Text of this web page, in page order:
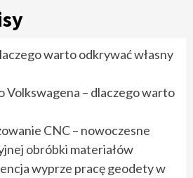
warto odkrywać własny
Volkswagena – dlaczego warto
CNC – nowoczesne
obróbki materiałów
wyprze pracę geodety w